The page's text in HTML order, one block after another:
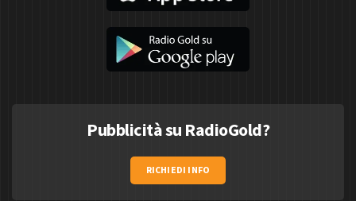
Pubblicità su RadioGold?
RICHIEDI INFO